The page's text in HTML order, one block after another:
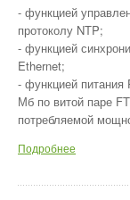
- функцией
протоколу NTP;
- функцией
Ethernet;
- функцией питания
Мб по витой паре
потребляемой
Подробнее